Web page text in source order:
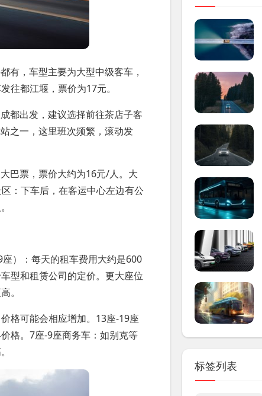
有，车型主要为大型中级客车，
往都江堰，票价为17元。
都出发，建议选择前往茶店子客
之一，这里班次频繁，滚动发
巴票，票价大约为16元/人。大
：下车后，在客运中心左边有公
）：每天的租车费用大约是600
型和租赁公司的定价。更大座位
。
格可能会相应增加。13座-19座
格。7座-9座商务车：如别克等
标签列表